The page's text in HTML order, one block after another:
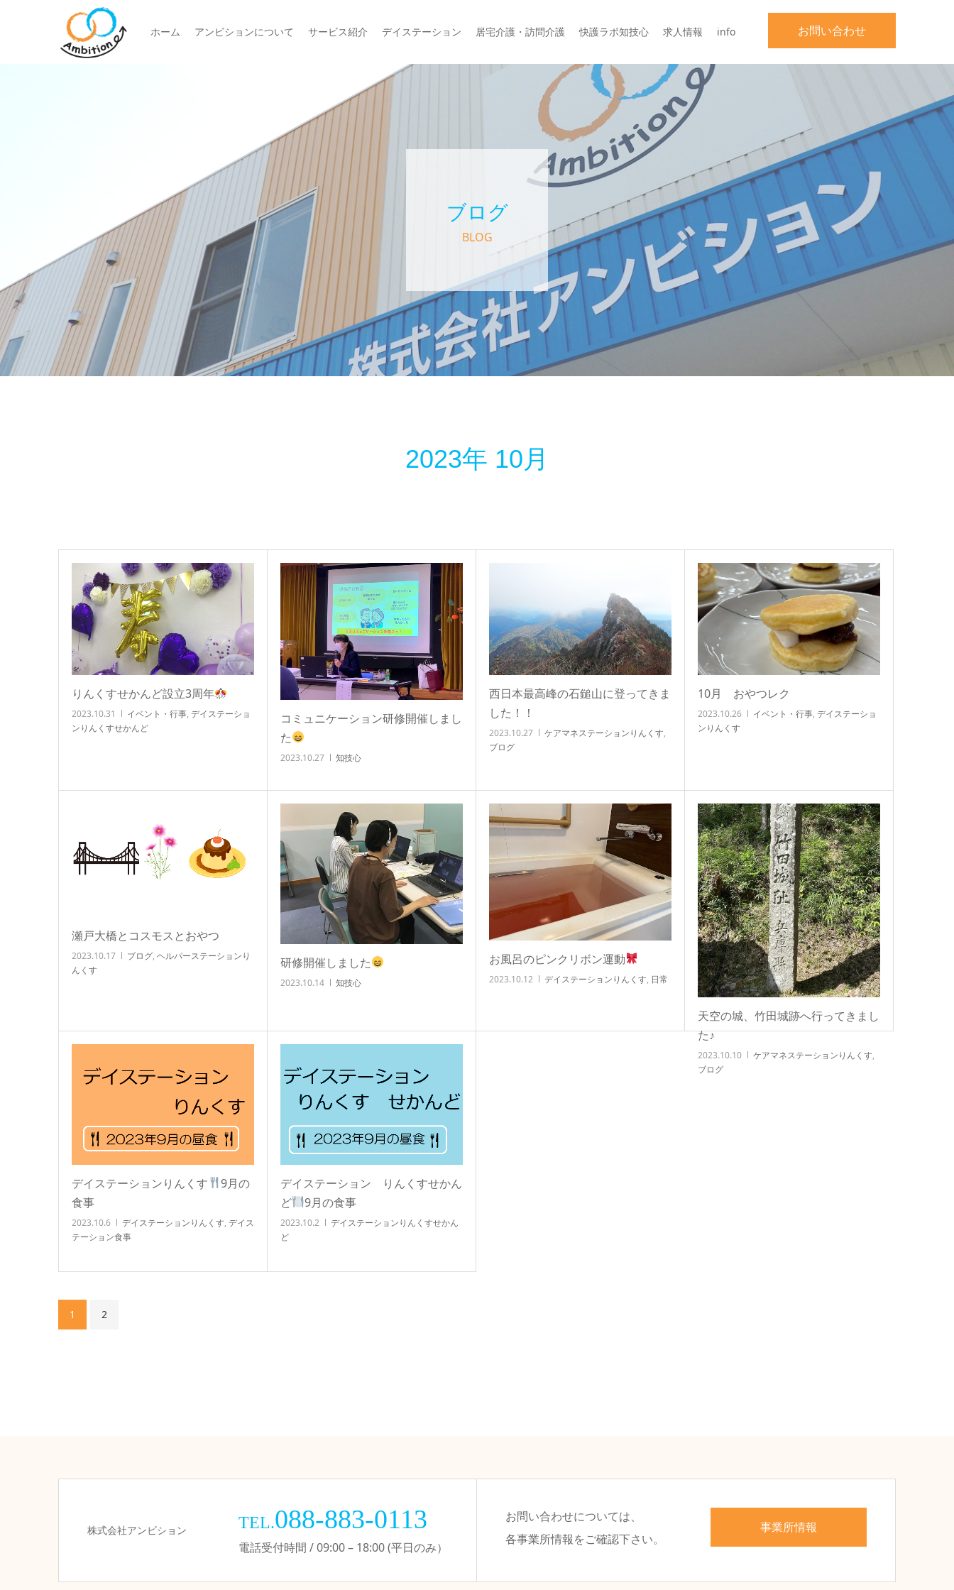
お問い合わせ
ホーム アンビションについて サービス紹介 デイステーション 居宅介護・訪問介護 快護ラボ知技心 求人情報 info
ブログ
BLOG
2023年 10月
りんくすせかんど設立3周年
2023.10.31 イベント・行事, デイステーショ
ンりんくすせかんど
コミュニケーション研修開催しまし
た
2023.10.27 知技心
西日本最高峰の石鎚山に登ってきま
した！！
2023.10.27 ケアマネステーションりんくす,
ブログ
10月 おやつレク
2023.10.26 イベント・行事, デイステーショ
ンりんくす
瀬戸大橋とコスモスとおやつ
2023.10.17 ブログ, ヘルパーステーションり
んくす
研修開催しました
2023.10.14 知技心
お風呂のピンクリボン運動
2023.10.12 デイステーションりんくす, 日常
天空の城、竹田城跡へ行ってきまし
た♪
2023.10.10 ケアマネステーションりんくす,
ブログ
デイステーションりんくす
9月の
食事
2023.10.6 デイステーションりんくす, デイス
テーション食事
デイステーション りんくすせかん
ど
9月の食事
2023.10.2
デイステーションりんくすせかん
ど
1 2
株式会社アンビション TEL.088-883-0113
電話受付時間 / 09:00 – 18:00 (平日のみ）
お問い合わせについては、
各事業所情報をご確認下さい。
事業所情報